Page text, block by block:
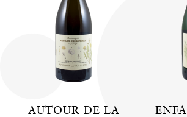
AUTOUR DE LA